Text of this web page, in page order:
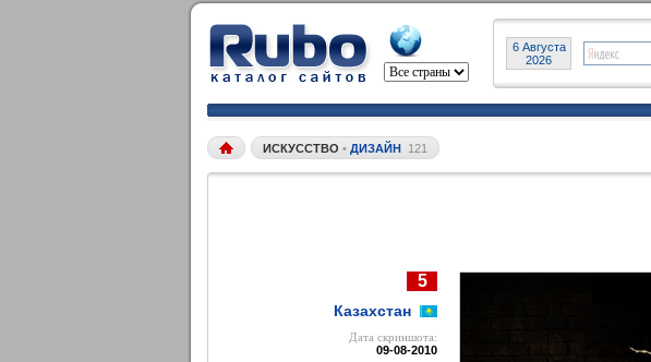
6 Августа
2026
ИСКУССТВО • ДИЗАЙН 121
5
Казахстан
Дата cкриншота:
09-08-2010